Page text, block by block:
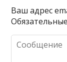
Ваш адрес